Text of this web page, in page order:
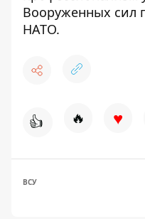
Вооруженных сил
НАТО.
👍 🔥 ♥
ВСУ